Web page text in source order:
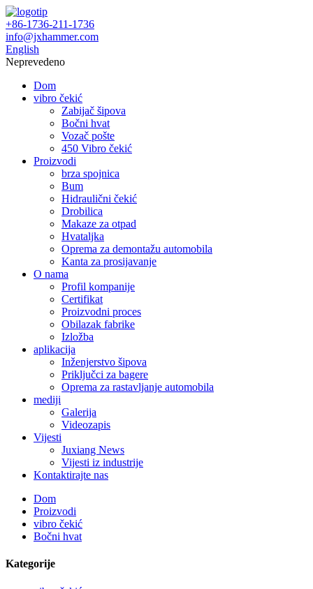
+86-1736-211-1736
info@jxhammer.com
English
Neprevedeno
Dom
vibro čekić
Zabijač šipova
Bočni hvat
Vozač pošte
450 Vibro čekić
Proizvodi
brza spojnica
Bum
Hidraulični čekić
Drobilica
Makaze za otpad
Hvataljka
Oprema za demontažu automobila
Kanta za prosijavanje
O nama
Profil kompanije
Certifikat
Proizvodni proces
Obilazak fabrike
Izložba
aplikacija
Inženjerstvo šipova
Priključci za bagere
Oprema za rastavljanje automobila
mediji
Galerija
Videozapis
Vijesti
Juxiang News
Vijesti iz industrije
Kontaktirajte nas
Dom
Proizvodi
vibro čekić
Bočni hvat
Kategorije